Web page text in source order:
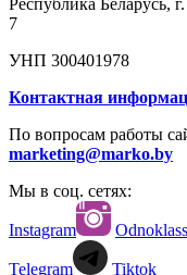
Республика Беларусь,
7
УНП 300401978
Контактная
По вопросам работы
marketing@marko.by
Мы в соц. сетях:
Instagram
Telegram Tiktok